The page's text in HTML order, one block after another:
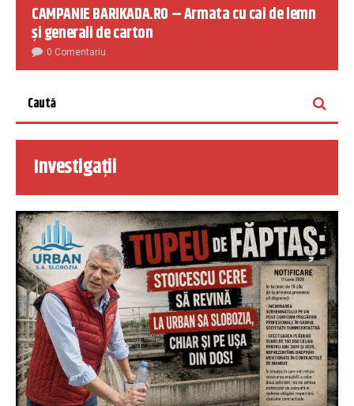
CAMPANIE BARIKADA.RO – Armata cu cai de lemn
și generali de carton
0 Comentariu
Investigații